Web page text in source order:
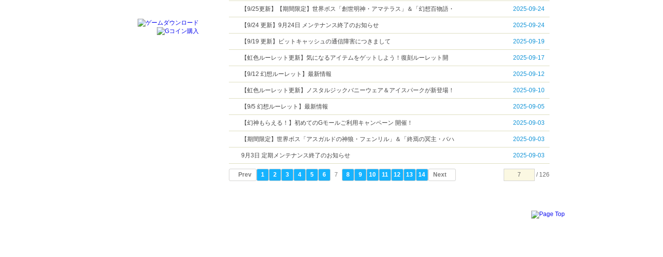
【9/25更新】【期間限定】世界ボス「創世明神・アマテラス」＆「幻想百物語・
葵」降臨！
2025-09-24
【9/24 更新】9月24日 メンテナンス終了のお知らせ 2025-09-24
【9/19 更新】ビットキャッシュの通信障害につきまして 2025-09-19
【虹色ルーレット更新】気になるアイテムをゲットしよう！復刻ルーレット開
催！
2025-09-17
【9/12 幻想ルーレット】最新情報 2025-09-12
【虹色ルーレット更新】ノスタルジックバニーウェア＆アイスパークが新登場！ 2025-09-10
【9/5 幻想ルーレット】最新情報 2025-09-05
【幻神もらえる！】初めてのGモールご利用キャンペーン 開催！ 2025-09-03
【期間限定】世界ボス「アスガルドの神狼・フェンリル」＆「終焉の冥主・バハ
ムート」降臨！
2025-09-03
9月3日 定期メンテナンス終了のお知らせ 2025-09-03
Prev 1 2 3 4 5 6 7 8 9 10 11 12 13 14 Next / 126